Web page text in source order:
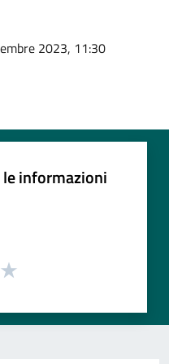
2023, 11:30
informazioni